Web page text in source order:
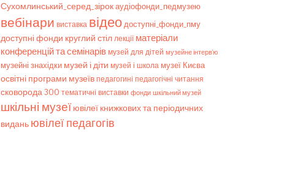
Сухомлинський_серед_зірокаудіофонди_педмузею
вебінари виставка відеодоступні_фонди_пму
доступні фонди круглий стіл лекції матеріали
конференцій та семінарів музей для дітей музейне інтерв’ю
музейні знахідки музей і діти музей і школа музеї Києва
освітні програми музеїв педагогині педагогічні читання
сковорода 300 тематичні виставки фонди шкільний музей
шкільні музеї ювілеї книжкових та періодичних
видань ювілеї педагогів